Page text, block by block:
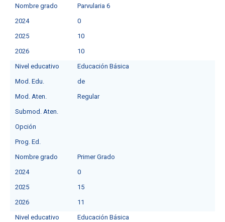
Nombre grado
Parvularia 6
2024
0
2025
10
2026
10
Nivel educativo
Educación Básica
Mod. Edu.
de
Mod. Aten.
Regular
Submod. Aten.
Opción
Prog. Ed.
Nombre grado
Primer Grado
2024
0
2025
15
2026
11
Nivel educativo
Educación Básica